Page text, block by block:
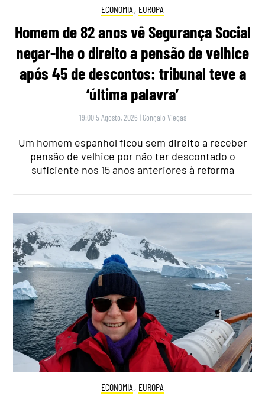
ECONOMIA , EUROPA
Homem de 82 anos vê Segurança Social
negar-lhe o direito a pensão de velhice
após 45 de descontos: tribunal teve a
‘última palavra’
19:00 5 Agosto, 2026 | Gonçalo Viegas
Um homem espanhol ficou sem direito a receber
pensão de velhice por não ter descontado o
suficiente nos 15 anos anteriores à reforma
ECONOMIA , EUROPA